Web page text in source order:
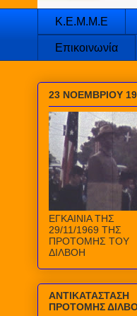
Κ.Ε.Μ.Μ.Ε
Επικοινωνία
23 ΝΟΕΜΒΡΙΟΥ
ΕΓΚΑΙΝΙΑ ΤΗΣ
29/11/1969 ΤΗΣ
ΠΡΟΤΟΜΗΣ ΤΟΥ
ΔΙΛΒΟΗ
ΑΝΤΙΚΑΤΑΣΤΑΣΗ
ΠΡΟΤΟΜΗΣ